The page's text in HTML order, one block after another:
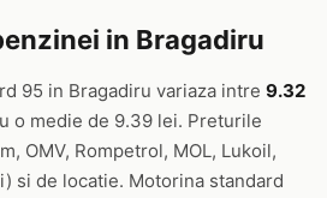
in Bragadiru
95 in Bragadiru variaza intre 9.32
o medie de 9.39 lei. Preturile
OMV, Rompetrol, MOL, Lukoil,
si de locatie. Motorina standard